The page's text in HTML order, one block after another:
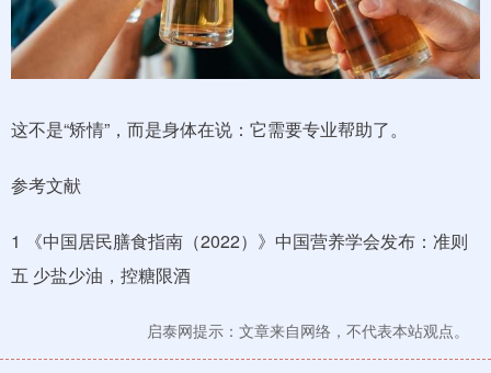
这不是“矫情”，而是身体在说：它需要专业帮助了。
参考文献
1 《中国居民膳食指南（2022）》中国营养学会发布：准则
五 少盐少油，控糖限酒
启泰网提示：文章来自网络，不代表本站观点。